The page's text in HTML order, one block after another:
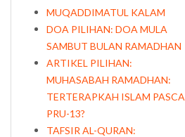
MUQADDIMATUL KALAM
DOA PILIHAN: DOA MULA
SAMBUT BULAN RAMADHAN
ARTIKEL PILIHAN:
MUHASABAH RAMADHAN:
TERTERAPKAH ISLAM PASCA
PRU-13?
TAFSIR AL-QURAN: